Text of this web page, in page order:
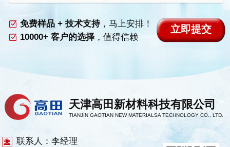
免费样品 + 技术支持，马上安排！
10000+ 客户的选择，值得信赖
天津高田新材料科技有限公司
TIANJIN GAOTIAN NEW MATERIALSA TECHNOLOGY CO., LTD.
联系人：李经理